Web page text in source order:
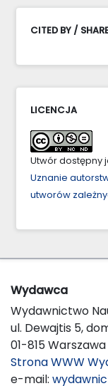
CITED BY /
LICENCJA
Utwór dostępny
Uznanie
utworów
Wydawca
Wydawnictwo
ul. Dewajtis 5,
01-815 Warszawa
Strona WWW
e-mail: